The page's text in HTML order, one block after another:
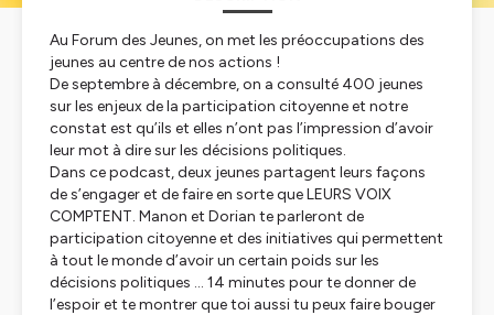
Au Forum des Jeunes, on met les préoccupations des
jeunes au centre de nos actions !
De septembre à décembre, on a consulté 400 jeunes
sur les enjeux de la participation citoyenne et notre
constat est qu’ils et elles n’ont pas l’impression d’avoir
leur mot à dire sur les décisions politiques.
Dans ce podcast, deux jeunes partagent leurs façons
de s’engager et de faire en sorte que LEURS VOIX
COMPTENT. Manon et Dorian te parleront de
participation citoyenne et des initiatives qui permettent
à tout le monde d’avoir un certain poids sur les
décisions politiques … 14 minutes pour te donner de
l’espoir et te montrer que toi aussi tu peux faire bouger